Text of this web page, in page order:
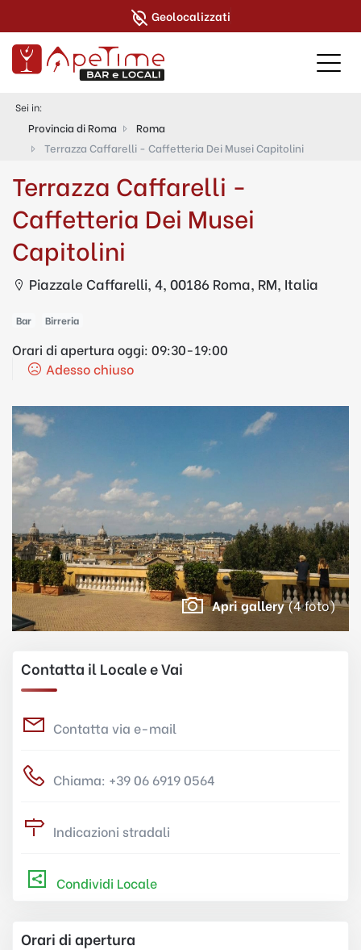
Geolocalizzati
Sei in:
Provincia di Roma
Roma
Terrazza Caffarelli - Caffetteria Dei Musei Capitolini
Terrazza Caffarelli -
Caffetteria Dei Musei
Capitolini
Piazzale Caffarelli, 4, 00186 Roma, RM, Italia
Bar Birreria
Orari di apertura oggi: 09:30-19:00
Adesso chiuso
Apri gallery(4 foto)
Contatta il Locale e Vai
Contatta via e-mail
Chiama: +39 06 6919 0564
Indicazioni stradali
Condividi Locale
Orari di apertura